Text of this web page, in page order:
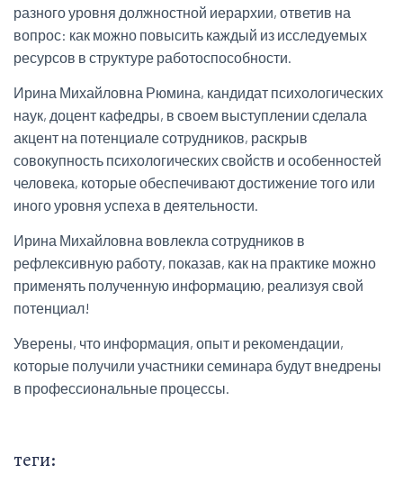
разного уровня должностной иерархии, ответив на
вопрос: как можно повысить каждый из исследуемых
ресурсов в структуре работоспособности.
Ирина Михайловна Рюмина, кандидат психологических
наук, доцент кафедры, в своем выступлении сделала
акцент на потенциале сотрудников, раскрыв
совокупность психологических свойств и особенностей
человека, которые обеспечивают достижение того или
иного уровня успеха в деятельности.
Ирина Михайловна вовлекла сотрудников в
рефлексивную работу, показав, как на практике можно
применять полученную информацию, реализуя свой
потенциал!
Уверены, что информация, опыт и рекомендации,
которые получили участники семинара будут внедрены
в профессиональные процессы.
теги: